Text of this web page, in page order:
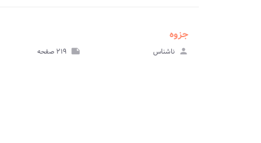
جزوه
person ناشناس note ۲۱۹ صفحه